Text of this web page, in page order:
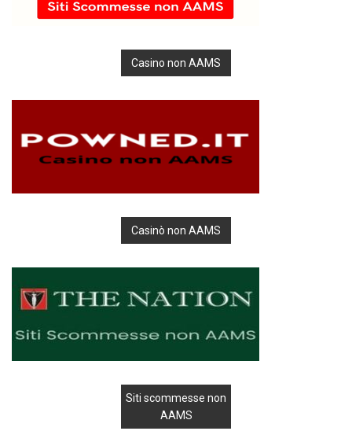
Casino non AAMS
Casinò non AAMS
Siti scommesse non
AAMS